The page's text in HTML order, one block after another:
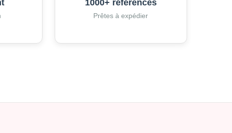
1000+ références
Prêtes à expédier